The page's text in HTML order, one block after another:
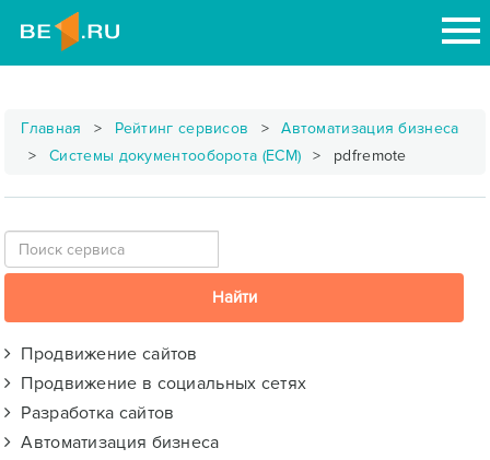
Главная Рейтинг сервисов
Автоматизация бизнеса
Системы документооборота (ECM)
pdfremote
Продвижение сайтов
Продвижение в социальных сетях
Разработка сайтов
Автоматизация бизнеса